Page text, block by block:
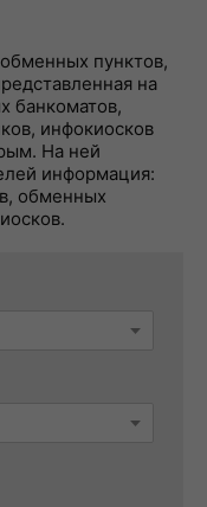
пунктов,
на
банкоматов,
инфокиосков
На ней
информация:
обменных